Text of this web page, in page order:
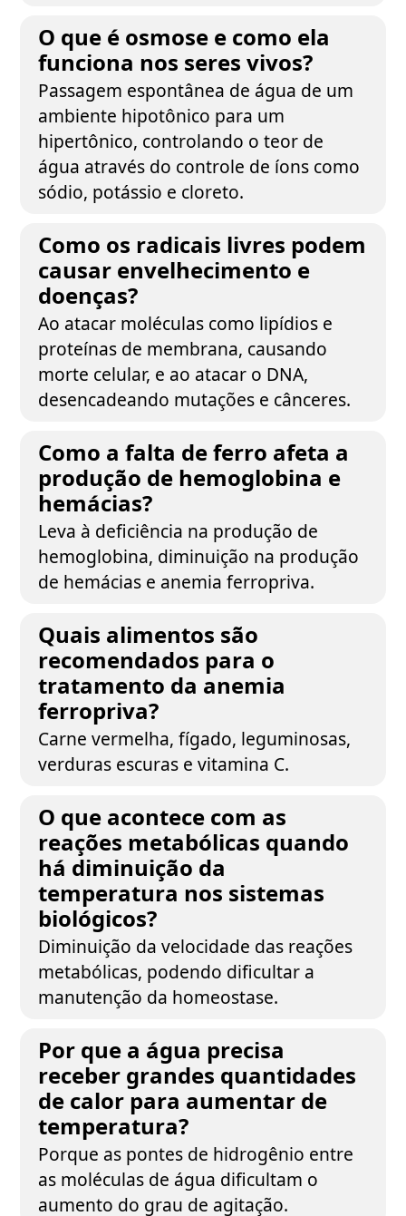
O que é osmose e como ela
funciona nos seres vivos?
Passagem espontânea de água de um
ambiente hipotônico para um
hipertônico, controlando o teor de
água através do controle de íons como
sódio, potássio e cloreto.
Como os radicais livres podem
causar envelhecimento e
doenças?
Ao atacar moléculas como lipídios e
proteínas de membrana, causando
morte celular, e ao atacar o DNA,
desencadeando mutações e cânceres.
Como a falta de ferro afeta a
produção de hemoglobina e
hemácias?
Leva à deficiência na produção de
hemoglobina, diminuição na produção
de hemácias e anemia ferropriva.
Quais alimentos são
recomendados para o
tratamento da anemia
ferropriva?
Carne vermelha, fígado, leguminosas,
verduras escuras e vitamina C.
O que acontece com as
reações metabólicas quando
há diminuição da
temperatura nos sistemas
biológicos?
Diminuição da velocidade das reações
metabólicas, podendo dificultar a
manutenção da homeostase.
Por que a água precisa
receber grandes quantidades
de calor para aumentar de
temperatura?
Porque as pontes de hidrogênio entre
as moléculas de água dificultam o
aumento do grau de agitação.